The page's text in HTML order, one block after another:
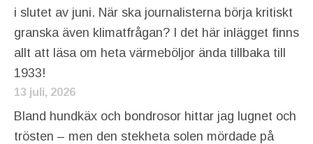
i slutet av juni. När ska journalisterna börja kritiskt
granska även klimatfrågan? I det här inlägget finns
allt att läsa om heta värmeböljor ända tillbaka till
1933!
13 juli, 2026
Bland hundkäx och bondrosor hittar jag lugnet och
trösten – men den stekheta solen mördade på